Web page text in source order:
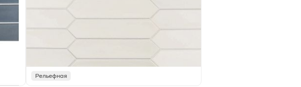
Рельефная